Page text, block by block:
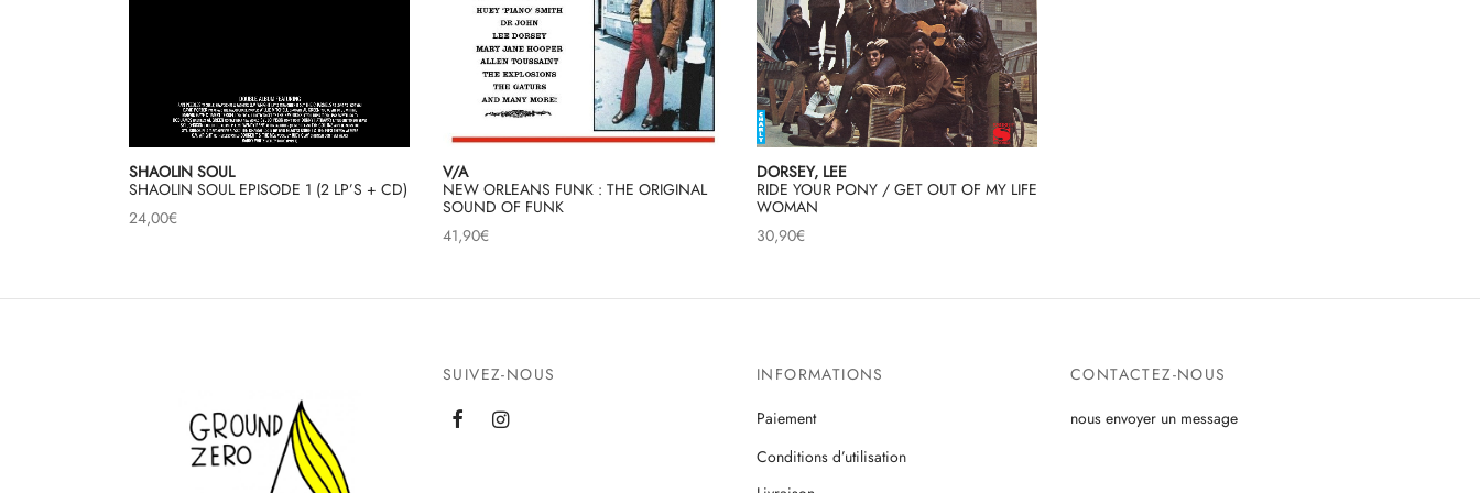
SHAOLIN SOUL
SHAOLIN SOUL EPISODE 1 (2 LP’S + CD)
24,00€
V/A
NEW ORLEANS FUNK : THE ORIGINAL
SOUND OF FUNK
41,90€
DORSEY, LEE
RIDE YOUR PONY / GET OUT OF MY LIFE
WOMAN
30,90€
SUIVEZ-NOUS INFORMATIONS
Paiement
Conditions d’utilisation
CONTACTEZ-NOUS
nous envoyer un message